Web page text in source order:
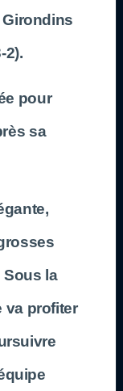
Girondins
2).
pour
sa
Sous la
va profiter